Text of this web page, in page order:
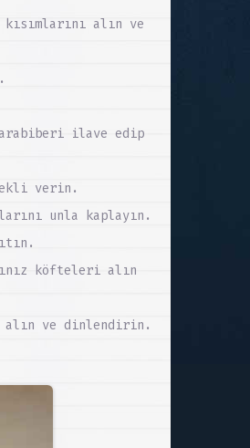
alın ve
ilave edip
verin.
unla kaplayın.
köfteleri alın
alın ve dinlendirin.